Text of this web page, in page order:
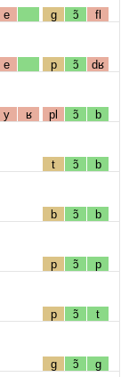
e g ɔ̃ fl
e p ɔ̃ dʁ
y ʁ pl ɔ̃ b
t ɔ̃ b
b ɔ̃ b
p ɔ̃ p
p ɔ̃ t
g ɔ̃ g